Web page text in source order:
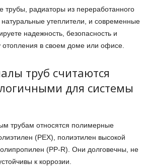
трубы, радиаторы из переработанного
утеплители, и современные
надежность, безопасность и
отопления в своем доме или офисе.
труб считаются
для системы
трубам относятся полимерные
(PEX), полиэтилен высокой
(PP-R). Они долговечны, не
к коррозии.